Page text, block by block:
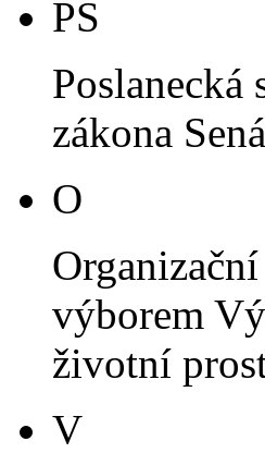
PS
Poslanecká
zákona
O
výborem
životní
V